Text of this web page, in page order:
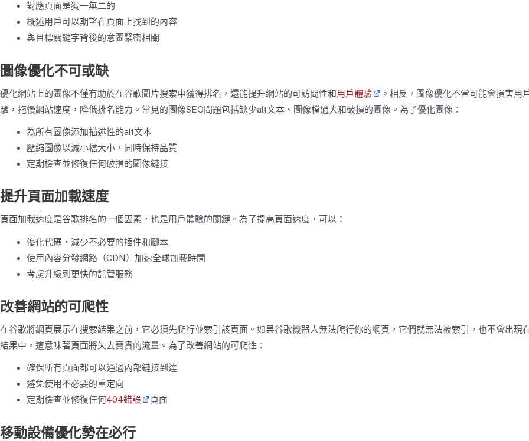
對應頁面是獨一無二的
概述用戶可以期望在頁面上找到的內容
與目標關鍵字背後的意圖緊密相關
圖像優化不可或缺
優化網站上的圖像不僅有助於在谷歌圖片搜索中獲得排名，還能提升網站的可訪問性和用戶體驗
。相反，圖像優化不當可能會損害用
驗，拖慢網站速度，降低排名能力。常見的圖像SEO問題包括缺少alt文本、圖像檔過大和破損的圖像。為了優化圖像：
為所有圖像添加描述性的alt文本
壓縮圖像以減小檔大小，同時保持品質
定期檢查並修復任何破損的圖像鏈接
提升頁面加載速度
頁面加載速度是谷歌排名的一個因素，也是用戶體驗的關鍵。為了提高頁面速度，可以：
優化代碼，減少不必要的插件和腳本
使用內容分發網路（CDN）加速全球加載時間
考慮升級到更快的託管服務
改善網站的可爬性
在谷歌將網頁展示在搜索結果之前，它必須先爬行並索引該頁面。如果谷歌機器人無法爬行你的網頁，它們就無法被索引，也不會出現
結果中，這意味著頁面將失去寶貴的流量。為了改善網站的可爬性：
確保所有頁面都可以通過內部鏈接到達
避免使用不必要的重定向
定期檢查並修復任何404錯誤 頁面
移動設備優化勢在必行